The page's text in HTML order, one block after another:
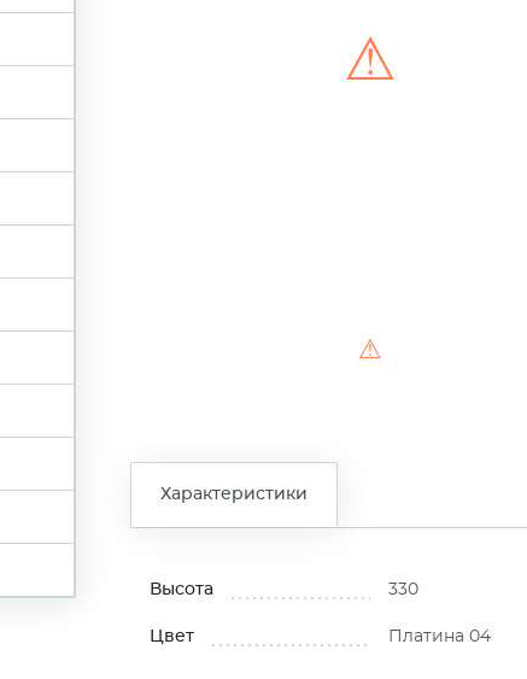
⚠
⚠
Характеристики
Высота 330
Цвет Платина 04